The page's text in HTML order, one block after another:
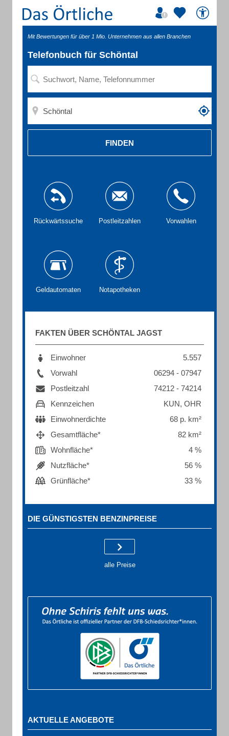
Mit Bewertungen für über 1 Mio. Unternehmen aus allen Branchen
Telefonbuch für Schöntal
FINDEN
Rückwärtssuche Postleitzahlen Vorwahlen
Geldautomaten Notapotheken
FAKTEN ÜBER SCHÖNTAL JAGST
Einwohner
5.557
Vorwahl
06294 - 07947
Postleitzahl
74212 - 74214
Kennzeichen
KUN, OHR
Einwohnerdichte
68 p. km²
Gesamtfläche*
82 km²
Wohnfläche*
4 %
Nutzfläche*
56 %
Grünfläche*
33 %
DIE GÜNSTIGSTEN BENZINPREISE
alle Preise
AKTUELLE ANGEBOTE